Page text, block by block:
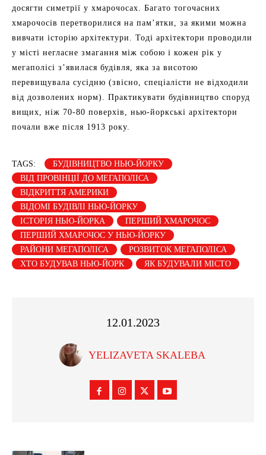
досягти симетрії у хмарочосах. Багато тогочасних
хмарочосів перетворилися на пам’ятки, за якими можна
вивчати історію архітектури. Тоді архітектори проводили
у місті негласне змагання між собою і кожен рік у
мегаполісі з’явилася будівля, яка за висотою
перевищувала сусідню (звісно, спеціалісти не відходили
від дозволених норм). Практикувати будівництво споруд
вищих, ніж 70-80 поверхів, нью-йоркські архітектори
почали вже після 1913 року.
TAGS:
БУДІВНИЦТВО НЬЮ-ЙОРКУ
ВІД ПРОВІНЦІЇ ДО МЕГАПОЛІСА
ВІДКРИТТЯ АМЕРИКИ
ВІДОМІ БУДІВЛІ НЬЮ-ЙОРКУ
ІСТОРІЯ НЬЮ-ЙОРКА
ПЕРШИЙ ХМАРОЧОС
ПЕРШИЙ ХМАРОЧОС У НЬЮ-ЙОРКУ
РАЙОНИ МЕГАПОЛІСА
РОЗВИТОК МЕГАПОЛІСА
ХТО БУДУВАВ НЬЮ-ЙОРК
ЯК БУДУВАЛИ МІСТО
12.01.2023
YELIZAVETA SKALEBA